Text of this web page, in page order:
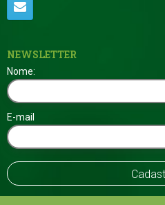
NEWSLETTER
Nome:
E-mail